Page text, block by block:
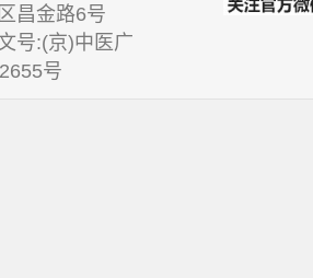
昌金路6号
号:(京)中医广
号